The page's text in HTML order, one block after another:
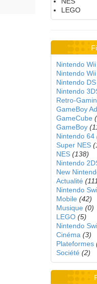
LEGO
Nintendo Wii
Nintendo Wii
Nintendo DS
Nintendo
Retro-
GameBoy
GameCube
GameBoy
Nintendo 64
Super NES
NES (138)
Nintendo
New
Actualité
Nintendo
Mobile (42)
Musique (0)
LEGO (5)
Nintendo
Cinéma (3)
Plateformes
Société (2)